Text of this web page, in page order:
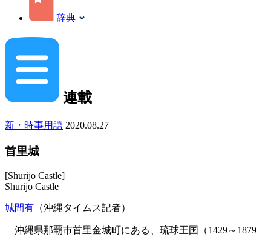
辞典
連載
新・時事用語 2020.08.27
首里城
[Shurijo Castle]
Shurijo Castle
城間有 （沖縄タイムス記者）
沖縄県那覇市首里金城町にある、琉球王国（1429～1879